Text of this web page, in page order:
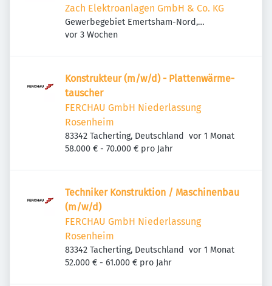
Zach Elektroanlagen GmbH & Co. KG
Gewerbegebiet Emertsham-Nord,
Kolpingweg 2, 83342 Tacherting, Deutschland
Veröffentlicht
vor 3 Wochen
Konstruk­teur (m/w/d) - Plat­ten­wär­me­
tau­scher
FERCHAU GmbH Niederlassung
Rosenheim
83342 Tacherting, Deutschland Veröffentlicht
vor 1 Monat
58.000 € - 70.000 € pro Jahr
Tech­niker Konstruk­tion / Maschi­nenbau
(m/w/d)
FERCHAU GmbH Niederlassung
Rosenheim
83342 Tacherting, Deutschland Veröffentlicht
vor 1 Monat
52.000 € - 61.000 € pro Jahr